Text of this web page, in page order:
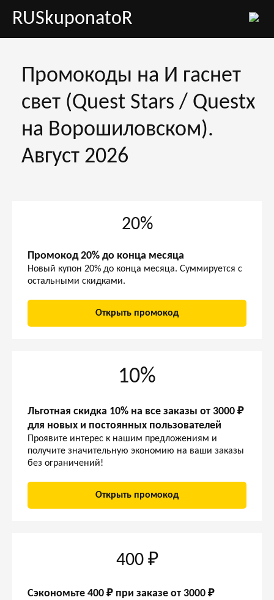
RUSkuponatoR
Промокоды на И гаснет
свет (Quest Stars / Questx
на Ворошиловском).
Август 2026
20%
Промокод 20% до конца месяца
Новый купон 20% до конца месяца. Суммируется с
остальными скидками.
Открыть промокод
10%
Льготная скидка 10% на все заказы от 3000 ₽
для новых и постоянных пользователей
Проявите интерес к нашим предложениям и
получите значительную экономию на ваши заказы
без ограничений!
Открыть промокод
400 ₽
Сэкономьте 400 ₽ при заказе от 3000 ₽